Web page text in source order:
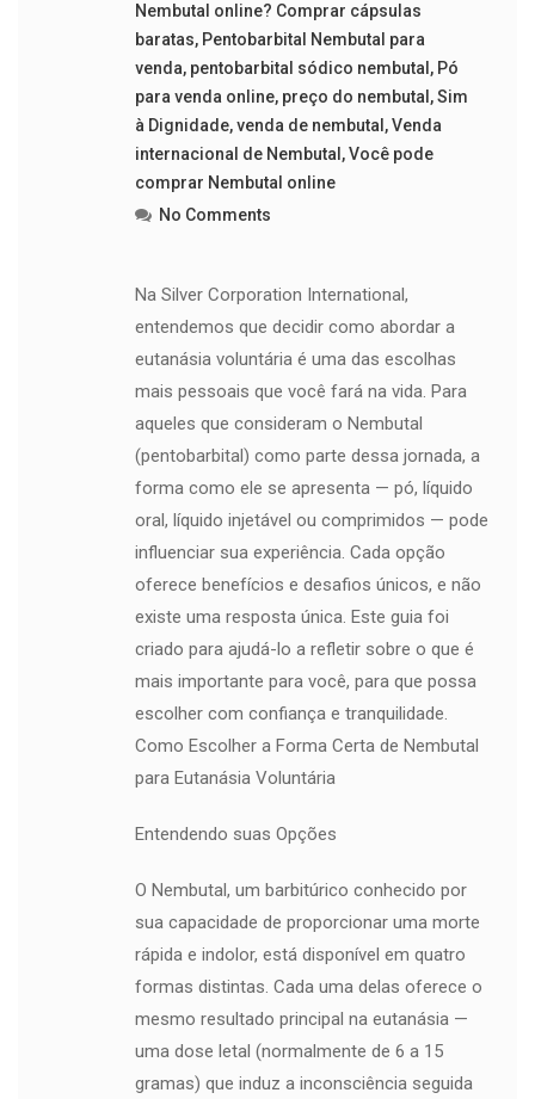
Nembutal online? Comprar cápsulas
baratas, Pentobarbital Nembutal para
venda, pentobarbital sódico nembutal , Pó
para venda online, preço do nembutal ,Sim
à Dignidade,venda de nembutal ,Venda
internacional de Nembutal ,Você pode
comprar Nembutal online
No Comments
Na Silver Corporation International,
entendemos que decidir como abordar a
eutanásia voluntária é uma das escolhas
mais pessoais que você fará na vida. Para
aqueles que consideram o Nembutal
(pentobarbital) como parte dessa jornada, a
forma como ele se apresenta — pó, líquido
oral, líquido injetável ou comprimidos — pode
influenciar sua experiência. Cada opção
oferece benefícios e desafios únicos, e não
existe uma resposta única. Este guia foi
criado para ajudá-lo a refletir sobre o que é
mais importante para você, para que possa
escolher com confiança e tranquilidade.
Como Escolher a Forma Certa de Nembutal
para Eutanásia Voluntária
Entendendo suas Opções
O Nembutal, um barbitúrico conhecido por
sua capacidade de proporcionar uma morte
rápida e indolor, está disponível em quatro
formas distintas. Cada uma delas oferece o
mesmo resultado principal na eutanásia —
uma dose letal (normalmente de 6 a 15
gramas) que induz a inconsciência seguida